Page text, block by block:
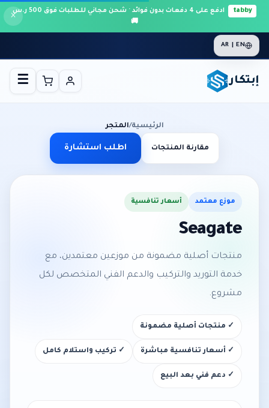
tabby
ادفع على 4 دفعات بدون فوائد · شحن مجاني للطلبات فوق 500 ر.س
×
AR | EN
الرئيسية/المتجر
مقارنة المنتجات اطلب استشارة
موزع معتمد أسعار تنافسية
Seagate
منتجات أصلية مضمونة من موزعين معتمدين، مع
خدمة التوريد والتركيب والدعم الفني المتخصص لكل
مشروع.
✓ منتجات أصلية مضمونة
✓ أسعار تنافسية مباشرة ✓ تركيب واستلام كامل
✓ دعم فني بعد البيع